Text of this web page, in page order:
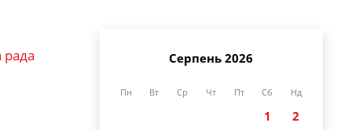
Серпень 2026
Пн Вт Ср Чт Пт Сб Нд
1
2